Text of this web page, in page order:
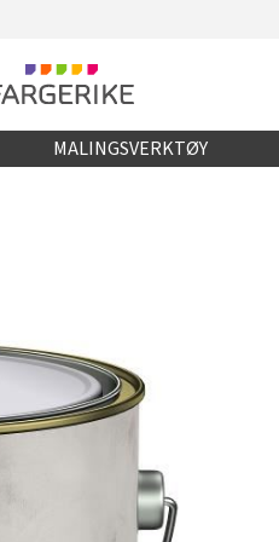
MALINGSVERKTØY